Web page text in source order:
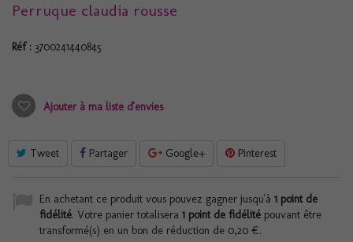
Perruque claudia rousse
Réf : 3700241440845
Ajouter à ma liste d'envies
Tweet Partager Google+ Pinterest
En achetant ce produit vous pouvez gagner jusqu'à 1 point de
fidélité. Votre panier totalisera 1 point de fidélité pouvant être
transformé(s) en un bon de réduction de 0,20 €.